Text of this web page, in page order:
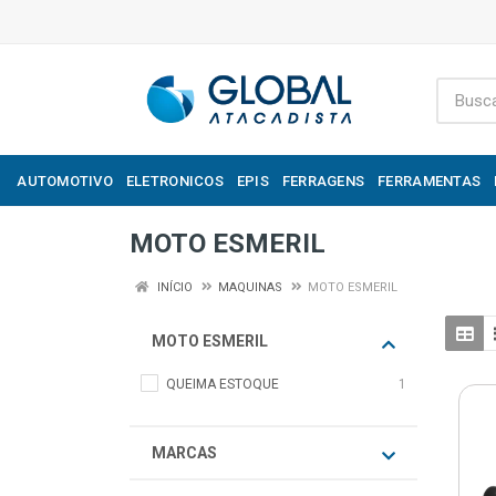
AUTOMOTIVO ELETRONICOS EPIS FERRAGENS FERRAMENTAS
MOTO ESMERIL
INÍCIO MAQUINAS MOTO ESMERIL
MOTO ESMERIL
QUEIMA ESTOQUE 1
MARCAS